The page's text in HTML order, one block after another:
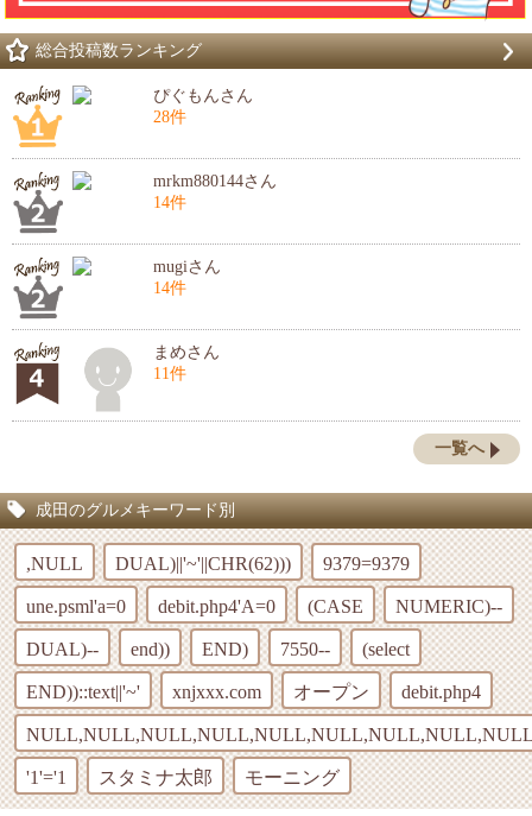
総合投稿数ランキング
ぴぐもんさん
28件
mrkm880144さん
14件
mugiさん
14件
まめさん
11件
一覧へ
成田のグルメキーワード別
,NULL DUAL)||'~'||CHR(62))) 9379=9379
une.psml'a=0 debit.php4'A=0 (CASE NUMERIC)--
DUAL)-- end)) END) 7550-- (select
END))::text||'~' xnjxxx.com オープン debit.php4
'1'='1 スタミナ太郎 モーニング